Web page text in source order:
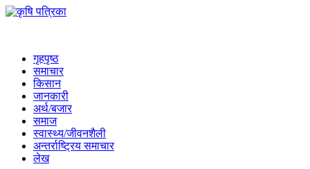
गृहपृष्ठ
समाचार
किसान
जानकारी
अर्थ/बजार
समाज
स्वास्थ्य/जीवनशैली
अन्तर्राष्ट्रिय समाचार
लेख